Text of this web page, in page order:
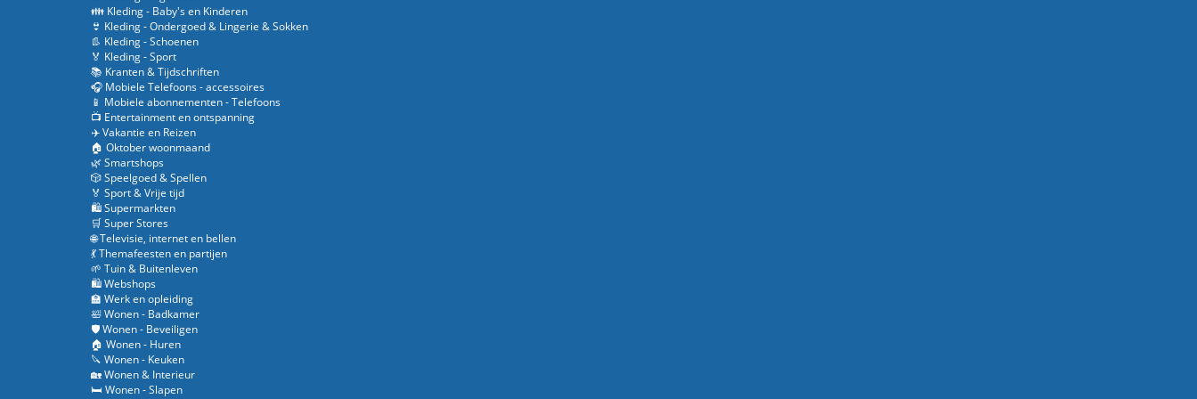
👪 Kleding - Baby's en Kinderen
👙 Kleding - Ondergoed & Lingerie & Sokken
👢 Kleding - Schoenen
🏅 Kleding - Sport
📚 Kranten & Tijdschriften
🎧 Mobiele Telefoons - accessoires
📱 Mobiele abonnementen - Telefoons
📺 Entertainment en ontspanning
✈️ Vakantie en Reizen
🏠 Oktober woonmaand
🌿 Smartshops
🎲 Speelgoed & Spellen
🏅 Sport & Vrije tijd
🛍️ Supermarkten
🛒 Super Stores
🌐 Televisie, internet en bellen
💃 Themafeesten en partijen
🌱 Tuin & Buitenleven
🛍️ Webshops
🏫 Werk en opleiding
🛀 Wonen - Badkamer
🛡️ Wonen - Beveiligen
🏠 Wonen - Huren
🔪 Wonen - Keuken
🏡 Wonen & Interieur
🛏️ Wonen - Slapen